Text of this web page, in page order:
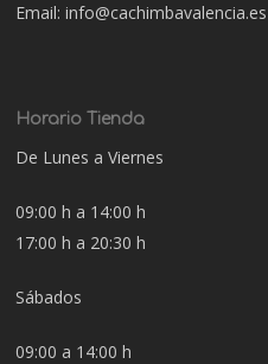
Email: info@cachimbavalencia.es
Horario Tienda
De Lunes a Viernes
09:00 h a 14:00 h
17:00 h a 20:30 h
Sábados
09:00 a 14:00 h